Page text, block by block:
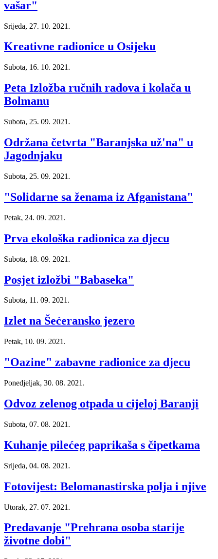
vašar"
Srijeda, 27. 10. 2021.
Kreativne radionice u Osijeku
Subota, 16. 10. 2021.
Peta Izložba ručnih radova i kolača u
Bolmanu
Subota, 25. 09. 2021.
Održana četvrta "Baranjska už'na" u
Jagodnjaku
Subota, 25. 09. 2021.
"Solidarne sa ženama iz Afganistana"
Petak, 24. 09. 2021.
Prva ekološka radionica za djecu
Subota, 18. 09. 2021.
Posjet izložbi "Babaseka"
Subota, 11. 09. 2021.
Izlet na Šećeransko jezero
Petak, 10. 09. 2021.
"Oazine" zabavne radionice za djecu
Ponedjeljak, 30. 08. 2021.
Odvoz zelenog otpada u cijeloj Baranji
Subota, 07. 08. 2021.
Kuhanje pilećeg paprikaša s čipetkama
Srijeda, 04. 08. 2021.
Fotovijest: Belomanastirska polja i njive
Utorak, 27. 07. 2021.
Predavanje "Prehrana osoba starije
životne dobi"